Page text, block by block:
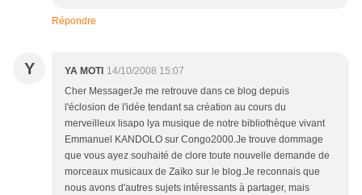
Répondre
Y YA MOTI 14/10/2008 15:07
Cher MessagerJe me retrouve dans ce blog depuis
l'éclosion de l'idée tendant sa création au cours du
merveilleux lisapo lya musique de notre bibliothèque vivant
Emmanuel KANDOLO sur Congo2000.Je trouve dommage
que vous ayez souhaité de clore toute nouvelle demande de
morceaux musicaux de Zaïko sur le blog.Je reconnais que
nous avons d'autres sujets intéressants à partager, mais